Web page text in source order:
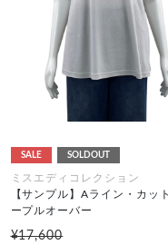
SALE SOLDOUT
ミスエディコレクション
【サンプル】Aライン・カッ
ープルオーバー
¥17,600